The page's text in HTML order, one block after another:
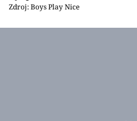
Zdroj: Boys Play Nice